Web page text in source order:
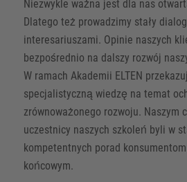
Niezwykle ważna jest dla nas
Dlatego też prowadzimy stały
interesariuszami. Opinie naszych
bezpośrednio na dalszy rozwój
W ramach Akademii ELTEN
specjalistyczną wiedzę na temat
zrównoważonego rozwoju. Naszym
uczestnicy naszych szkoleń byli w
kompetentnych porad
końcowym.